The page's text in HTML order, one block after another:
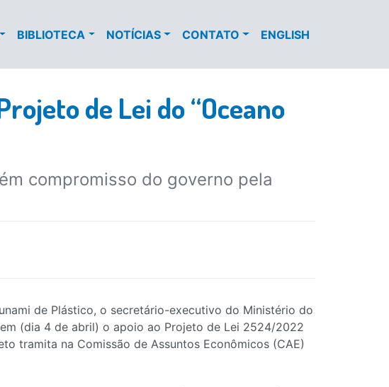
BIBLIOTECA NOTÍCIAS CONTATO ENGLISH
de Lei do “Oceano
compromisso do governo pela
de Plástico, o secretário-executivo do Ministério do
(dia 4 de abril) o apoio ao Projeto de Lei 2524/2022
tramita na Comissão de Assuntos Econômicos (CAE)